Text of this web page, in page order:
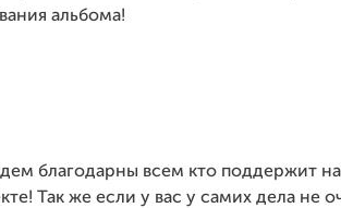
альбома!
благодарны всем кто поддержит
Так же если у вас у самих дела не